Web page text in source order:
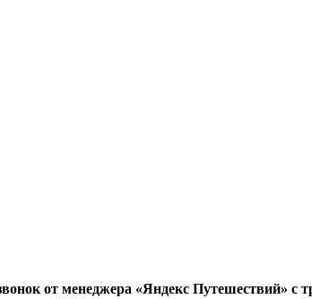
от менеджера «Яндекс Путешествий» с